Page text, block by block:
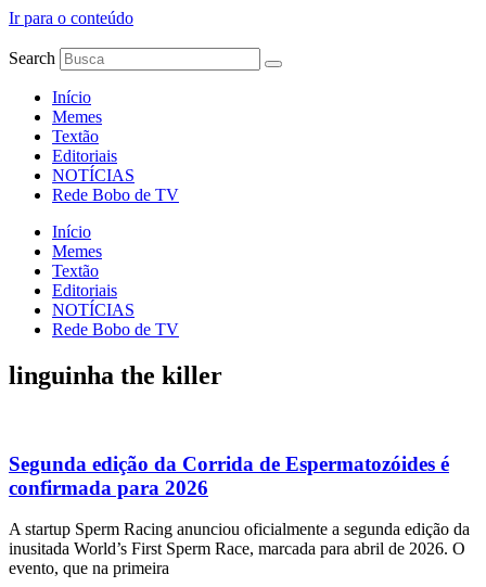
Ir para o conteúdo
Search
Início
Memes
Textão
Editoriais
NOTÍCIAS
Rede Bobo de TV
Início
Memes
Textão
Editoriais
NOTÍCIAS
Rede Bobo de TV
linguinha the killer
Segunda edição da Corrida de Espermatozóides é
confirmada para 2026
A startup Sperm Racing anunciou oficialmente a segunda edição da
inusitada World’s First Sperm Race, marcada para abril de 2026. O
evento, que na primeira